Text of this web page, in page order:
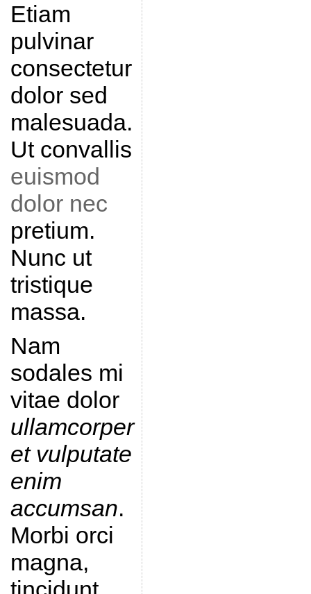
Etiam
pulvinar
consectetur
dolor sed
malesuada.
Ut convallis
euismod
dolor nec
pretium.
Nunc ut
tristique
massa.
Nam
sodales mi
vitae dolor
ullamcorper
et vulputate
enim
accumsan.
Morbi orci
magna,